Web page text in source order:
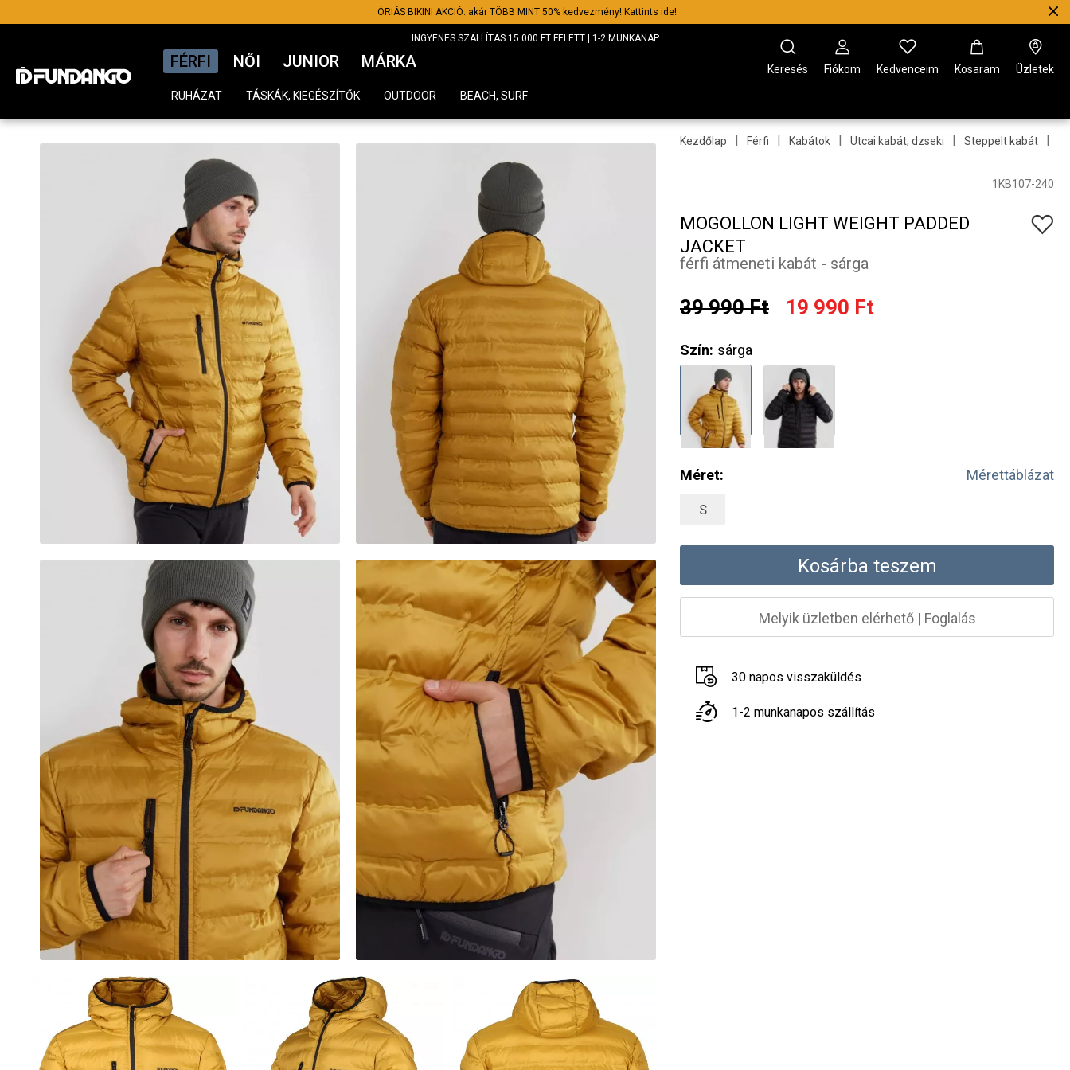
ÓRIÁS BIKINI AKCIÓ: akár TÖBB MINT 50% kedvezmény! Kattints ide!
INGYENES SZÁLLÍTÁS 15 000 FT FELETT | 1-2 MUNKANAP
FÉRFI NŐI JUNIOR MÁRKA
RUHÁZAT TÁSKÁK, KIEGÉSZÍTŐK OUTDOOR BEACH, SURF
Keresés Fiókom Kedvenceim Kosaram Üzletek
Kezdőlap | Férfi | Kabátok | Utcai kabát, dzseki | Steppelt kabát |
1KB107-240
MOGOLLON LIGHT WEIGHT PADDED
JACKET
férfi átmeneti kabát - sárga
39 990 Ft 19 990 Ft
Szín: sárga
Méret: Mérettáblázat
S
Kosárba teszem
Melyik üzletben elérhető| Foglalás
30 napos visszaküldés
1-2 munkanapos szállítás